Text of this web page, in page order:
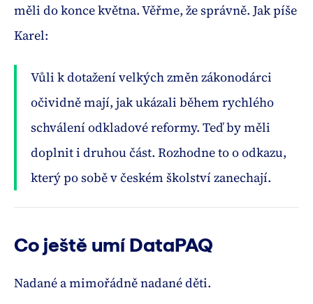
měli do konce května. Věřme, že správně. Jak píše
Karel:
Vůli k dotažení velkých změn zákonodárci
očividně mají, jak ukázali během rychlého
schválení odkladové reformy. Teď by měli
doplnit i druhou část. Rozhodne to o odkazu,
který po sobě v českém školství zanechají.
Co ještě umí DataPAQ
Nadané a mimořádně nadané děti.